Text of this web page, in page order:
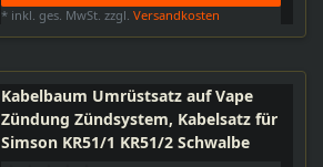
* inkl. ges. MwSt. zzgl.Versandkosten
Kabelbaum Umrüstsatz auf Vape
Zündung Zündsystem, Kabelsatz für
Simson KR51/1 KR51/2 Schwalbe